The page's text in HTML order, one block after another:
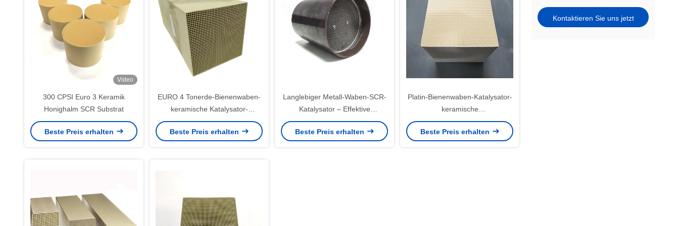
Kontaktieren Sie uns jetzt
Video
300 CPSI Euro 3 Keramik
Honighalm SCR Substrat
Beste Preis erhalten
EURO 4 Tonerde-Bienenwaben-
keramische Katalysator-
Fördermaschinen-Stützhohe
Fluss-Universalität
Beste Preis erhalten
Langlebiger Metall-Waben-SCR-
Katalysator – Effektive
Abgasreinigung für
Dieselgeneratoren
Beste Preis erhalten
Platin-Bienenwaben-Katalysator-
keramische
Verbrennungskammer
Beste Preis erhalten